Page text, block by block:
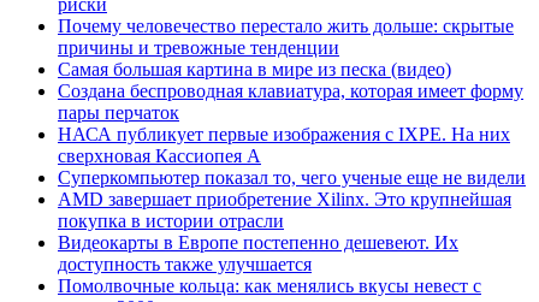
Почему человечество перестало жить дольше: скрытые
причины и тревожные тенденции
Самая большая картина в мире из песка (видео)
Создана беспроводная клавиатура, которая имеет форму
пары перчаток
НАСА публикует первые изображения с IXPE. На них
сверхновая Кассиопея А
Суперкомпьютер показал то, чего ученые еще не видели
AMD завершает приобретение Xilinx. Это крупнейшая
покупка в истории отрасли
Видеокарты в Европе постепенно дешевеют. Их
доступность также улучшается
Помолвочные кольца: как менялись вкусы невест с